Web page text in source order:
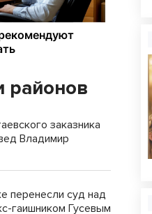
районов
заказника
Владимир
перенесли суд над
гаишником Гусевым